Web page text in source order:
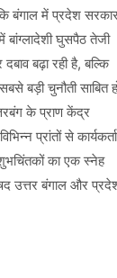
बंगाल में प्रदेश
बांग्लादेशी घुसपैठ तेजी
बढ़ा रही है, बल्कि
बड़ी चुनौती साबित
के प्राण केंद्र
प्रांतों से कार्यकर्ता
शुभचिंतकों का एक स्नेह
उत्तर बंगाल और